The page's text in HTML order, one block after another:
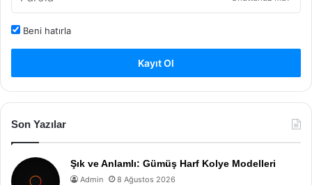
Beni hatırla
Kayıt Ol
Son Yazılar
Şık ve Anlamlı: Gümüş Harf Kolye Modelleri
Admin 8 Ağustos 2026